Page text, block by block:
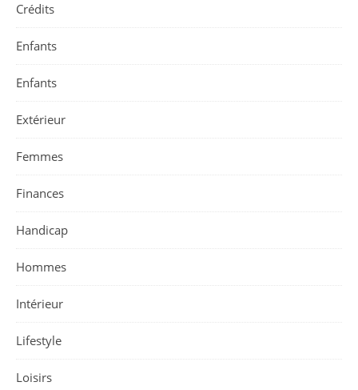
Crédits
Enfants
Enfants
Extérieur
Femmes
Finances
Handicap
Hommes
Intérieur
Lifestyle
Loisirs